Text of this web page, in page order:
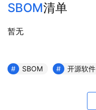
SBOM清单
暂无
SBOM 开源软件